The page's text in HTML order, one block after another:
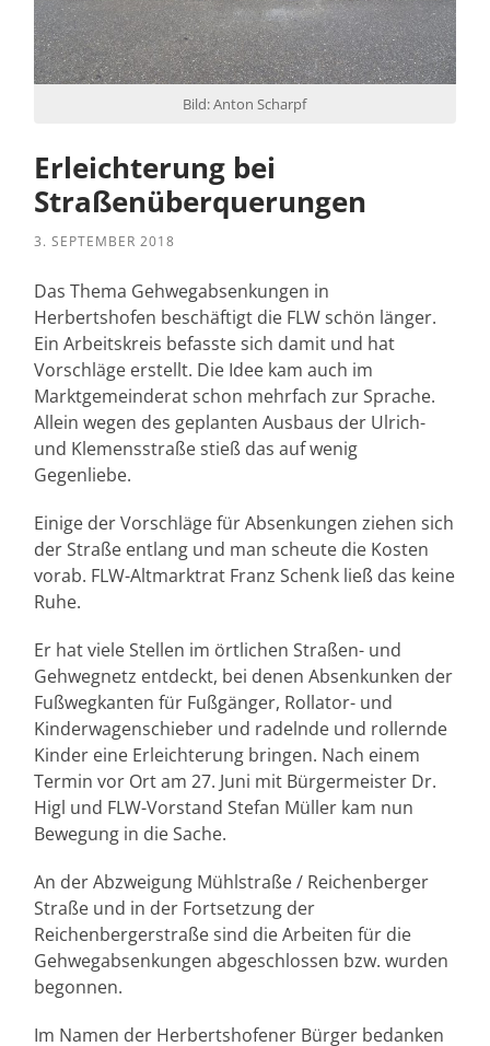
Bild: Anton Scharpf
Erleichterung bei
Straßenüberquerungen
3. SEPTEMBER 2018
Das Thema Gehwegabsenkungen in
Herbertshofen beschäftigt die FLW schön länger.
Ein Arbeitskreis befasste sich damit und hat
Vorschläge erstellt. Die Idee kam auch im
Marktgemeinderat schon mehrfach zur Sprache.
Allein wegen des geplanten Ausbaus der Ulrich-
und Klemensstraße stieß das auf wenig
Gegenliebe.
Einige der Vorschläge für Absenkungen ziehen sich
der Straße entlang und man scheute die Kosten
vorab. FLW-Altmarktrat Franz Schenk ließ das keine
Ruhe.
Er hat viele Stellen im örtlichen Straßen- und
Gehwegnetz entdeckt, bei denen Absenkunken der
Fußwegkanten für Fußgänger, Rollator- und
Kinderwagenschieber und radelnde und rollernde
Kinder eine Erleichterung bringen. Nach einem
Termin vor Ort am 27. Juni mit Bürgermeister Dr.
Higl und FLW-Vorstand Stefan Müller kam nun
Bewegung in die Sache.
An der Abzweigung Mühlstraße / Reichenberger
Straße und in der Fortsetzung der
Reichenbergerstraße sind die Arbeiten für die
Gehwegabsenkungen abgeschlossen bzw. wurden
begonnen.
Im Namen der Herbertshofener Bürger bedanken